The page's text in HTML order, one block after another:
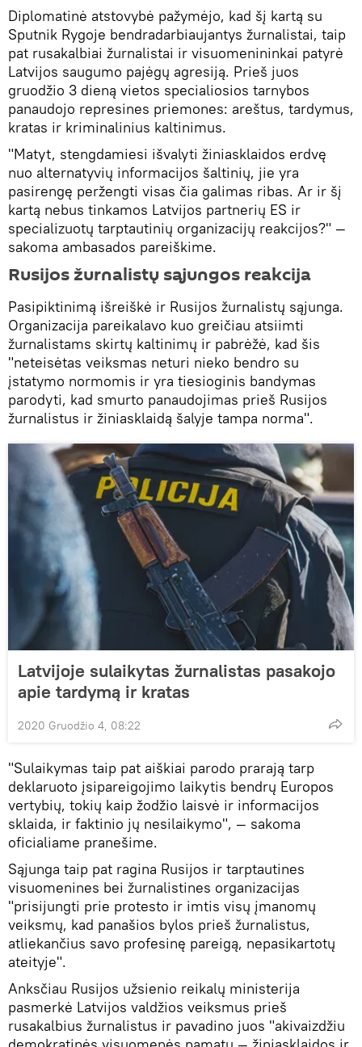
Diplomatinė atstovybė pažymėjo, kad šį kartą su
Sputnik Rygoje bendradarbiaujantys žurnalistai, taip
pat rusakalbiai žurnalistai ir visuomenininkai patyrė
Latvijos saugumo pajėgų agresiją. Prieš juos
gruodžio 3 dieną vietos specialiosios tarnybos
panaudojo represines priemones: areštus, tardymus,
kratas ir kriminalinius kaltinimus.
"Matyt, stengdamiesi išvalyti žiniasklaidos erdvę
nuo alternatyvių informacijos šaltinių, jie yra
pasirengę peržengti visas čia galimas ribas. Ar ir šį
kartą nebus tinkamos Latvijos partnerių ES ir
specializuotų tarptautinių organizacijų reakcijos?" —
sakoma ambasados ​​pareiškime.
Rusijos žurnalistų sąjungos reakcija
Pasipiktinimą išreiškė ir Rusijos žurnalistų sąjunga.
Organizacija pareikalavo kuo greičiau atsiimti
žurnalistams skirtų kaltinimų ir pabrėžė, kad šis
"neteisėtas veiksmas neturi nieko bendro su
įstatymo normomis ir yra tiesioginis bandymas
parodyti, kad smurto panaudojimas prieš Rusijos
žurnalistus ir žiniasklaidą šalyje tampa norma".
Latvijoje sulaikytas žurnalistas pasakojo
apie tardymą ir kratas
2020 Gruodžio 4, 08:22
"Sulaikymas taip pat aiškiai parodo prarają tarp
deklaruoto įsipareigojimo laikytis bendrų Europos
vertybių, tokių kaip žodžio laisvė ir informacijos
sklaida, ir faktinio jų nesilaikymo", — sakoma
oficialiame pranešime.
Sąjunga taip pat ragina Rusijos ir tarptautines
visuomenines bei žurnalistines organizacijas
"prisijungti prie protesto ir imtis visų įmanomų
veiksmų, kad panašios bylos prieš žurnalistus,
atliekančius savo profesinę pareigą, nepasikartotų
ateityje".
Anksčiau Rusijos užsienio reikalų ministerija
pasmerkė Latvijos valdžios veiksmus prieš
rusakalbius žurnalistus ir pavadino juos "akivaizdžiu